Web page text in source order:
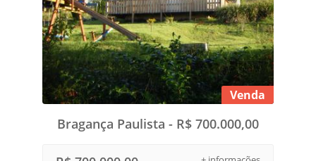
Venda
Bragança Paulista - R$ 700.000,00